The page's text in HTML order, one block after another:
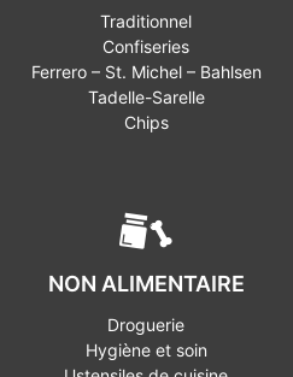
Traditionnel
Confiseries
Ferrero – St. Michel – Bahlsen
Tadelle-Sarelle
Chips
NON ALIMENTAIRE
Droguerie
Hygiène et soin